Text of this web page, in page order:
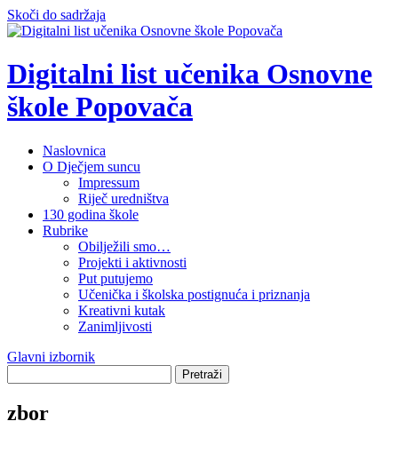
Skoči do sadržaja
Digitalni list učenika Osnovne
škole Popovača
Naslovnica
O Dječjem suncu
Impressum
Riječ uredništva
130 godina škole
Rubrike
Obilježili smo…
Projekti i aktivnosti
Put putujemo
Učenička i školska postignuća i priznanja
Kreativni kutak
Zanimljivosti
Glavni izbornik
zbor